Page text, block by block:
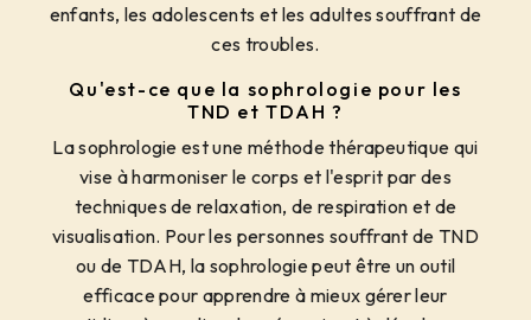
enfants, les adolescents et les adultes souffrant de
ces troubles.
Qu'est-ce que la sophrologie pour les
TND et TDAH ?
La sophrologie est une méthode thérapeutique qui
vise à harmoniser le corps et l'esprit par des
techniques de relaxation, de respiration et de
visualisation. Pour les personnes souffrant de TND
ou de TDAH, la sophrologie peut être un outil
efficace pour apprendre à mieux gérer leur